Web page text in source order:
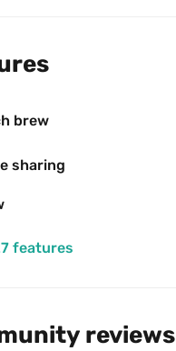
brew
sharing
features
reviews